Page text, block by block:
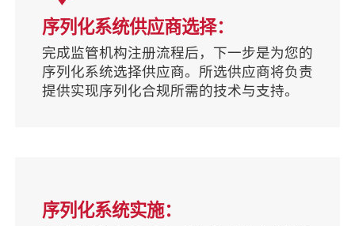
序列化系统供应商选择：
完成监管机构注册流程后，下一步是为您的
序列化系统选择供应商。所选供应商将负责
提供实现序列化合规所需的技术与支持。
序列化系统实施：